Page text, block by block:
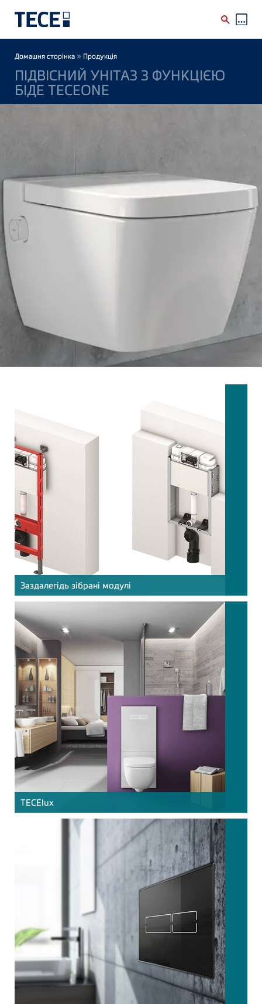
Breadcrumb
Домашня сторінка » Продукція
ПІДВІСНИЙ УНІТАЗ З ФУНКЦІЄЮ
БІДЕ TECEONE
Заздалегідь зібрані модулі
TECElux